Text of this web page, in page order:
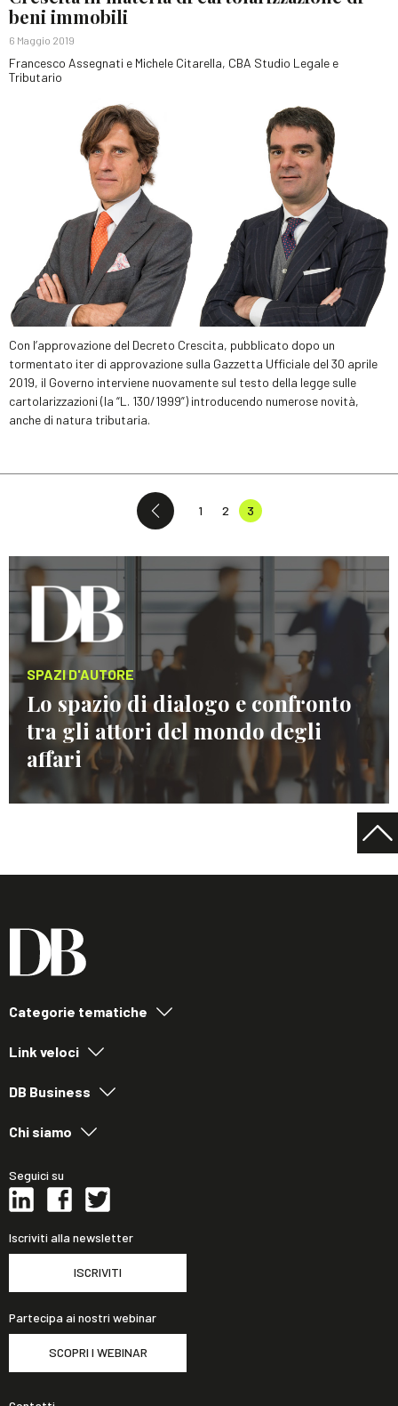
beni immobili
6 Maggio 2019
Francesco Assegnati e Michele Citarella, CBA Studio Legale e
Tributario
Con l’approvazione del Decreto Crescita, pubblicato dopo un
tormentato iter di approvazione sulla Gazzetta Ufficiale del 30 aprile
2019, il Governo interviene nuovamente sul testo della legge sulle
cartolarizzazioni (la “L. 130/1999”) introducendo numerose novità,
anche di natura tributaria.
1 2 3
SPAZI D'AUTORE
Lo spazio di dialogo e confronto
tra gli attori del mondo degli
affari
Categorie tematiche
Link veloci
DB Business
Chi siamo
Seguici su
Iscriviti alla newsletter
ISCRIVITI
Partecipa ai nostri webinar
SCOPRI I WEBINAR